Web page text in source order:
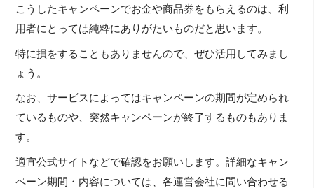
こうしたキャンペーンでお金や商品券をもらえるのは、利
用者にとっては純粋にありがたいものだと思います。
特に損をすることもありませんので、ぜひ活用してみまし
ょう。
なお、サービスによってはキャンペーンの期間が定められ
ているものや、突然キャンペーンが終了するものもありま
す。
適宜公式サイトなどで確認をお願いします。詳細なキャン
ペーン期間・内容については、各運営会社に問い合わせる